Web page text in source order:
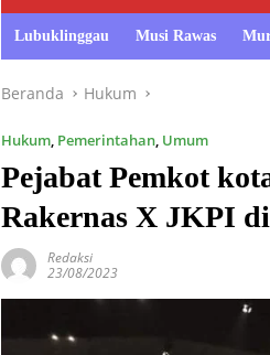
Lubuklinggau Musi Rawas
Beranda Hukum
Hukum, Pemerintahan, Umum
Pejabat Pemkot
Rakernas X JKPI
Redaksi
23/08/2023